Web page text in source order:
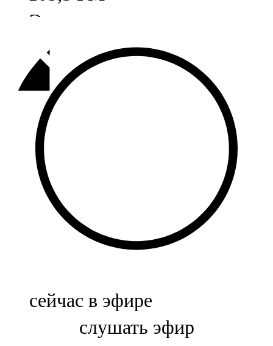
Әлмәт
92,9 FM
Базарлы матак
107,1 FM
Балык бистәсе
104,9 FM
Баулы
107,5 FM
Биләр
Болгар
сейчас в эфире
слушать эфир